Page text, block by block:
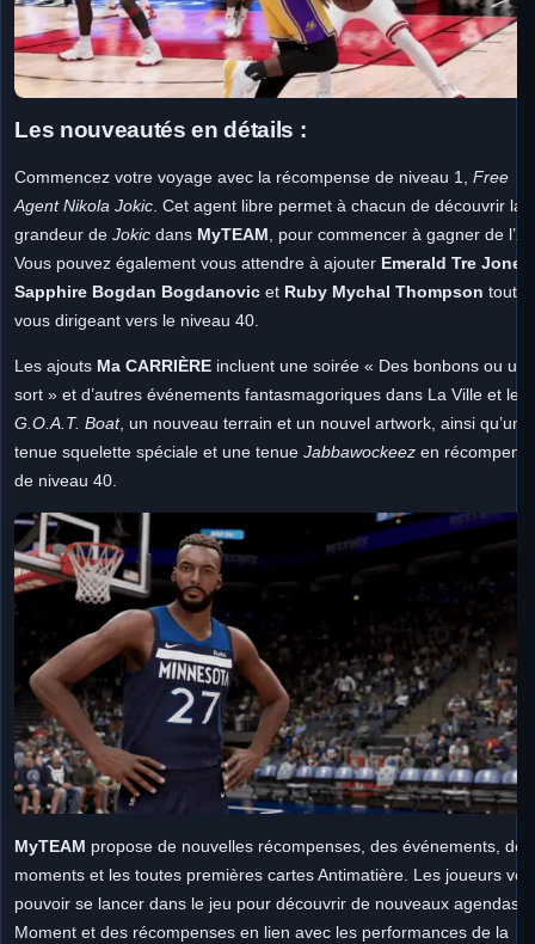
Les nouveautés en détails :
Commencez votre voyage avec la récompense de niveau 1,Free
Agent Nikola Jokic . Cet agent libre permet à chacun de découvrir la
grandeur deJokic dans MyTEAM , pour commencer à gagner de
Vous pouvez également vous attendre à ajouter Emerald Tre Jones
Sapphire Bogdan Bogdanovic et Ruby Mychal Thompson tout
vous dirigeant vers le niveau 40.
Les ajouts Ma CARRIÈRE incluent une soirée « Des bonbons ou un
sort » et d’autres événements fantasmagoriques dans La Ville et le
G.O.A.T. Boat, un nouveau terrain et un nouvel artwork, ainsi qu’une
tenue squelette spéciale et une tenueJabbawockeez en
de niveau 40.
MyTEAM propose de nouvelles récompenses, des événements, des
moments et les toutes premières cartes Antimatière. Les joueurs
pouvoir se lancer dans le jeu pour découvrir de nouveaux agendas
Moment et des récompenses en lien avec les performances de la